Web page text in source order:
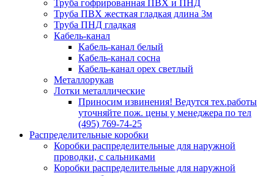
Труба гофрированная ПВХ и ПНД
Труба ПВХ жесткая гладкая длина 3м
Труба ПНД гладкая
Кабель-канал
Кабель-канал белый
Кабель-канал сосна
Кабель-канал орех светлый
Металлорукав
Лотки металлические
Приносим извинения! Ведутся тех.работы
уточняйте пож. цены у менеджера по тел
(495) 769-74-25
Распределительные коробки
Коробки распределительные для наружной
проводки, с сальниками
Коробки распределительные для наружной